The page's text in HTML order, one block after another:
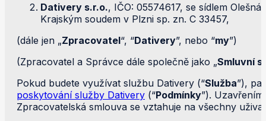
Dativery s.r.o., IČO: 05574617, se sídlem
Krajským soudem v Plzni sp. zn. C 33457,
(dále jen „Zpracovatel“, “Dativery”, nebo “my”)
(Zpracovatel a Správce dále společně jako „Smluvní
Pokud budete využívat službu Dativery (“Služba”),
poskytování služby Dativery (“Podmínky”).
Zpracovatelská smlouva se vztahuje na všechny